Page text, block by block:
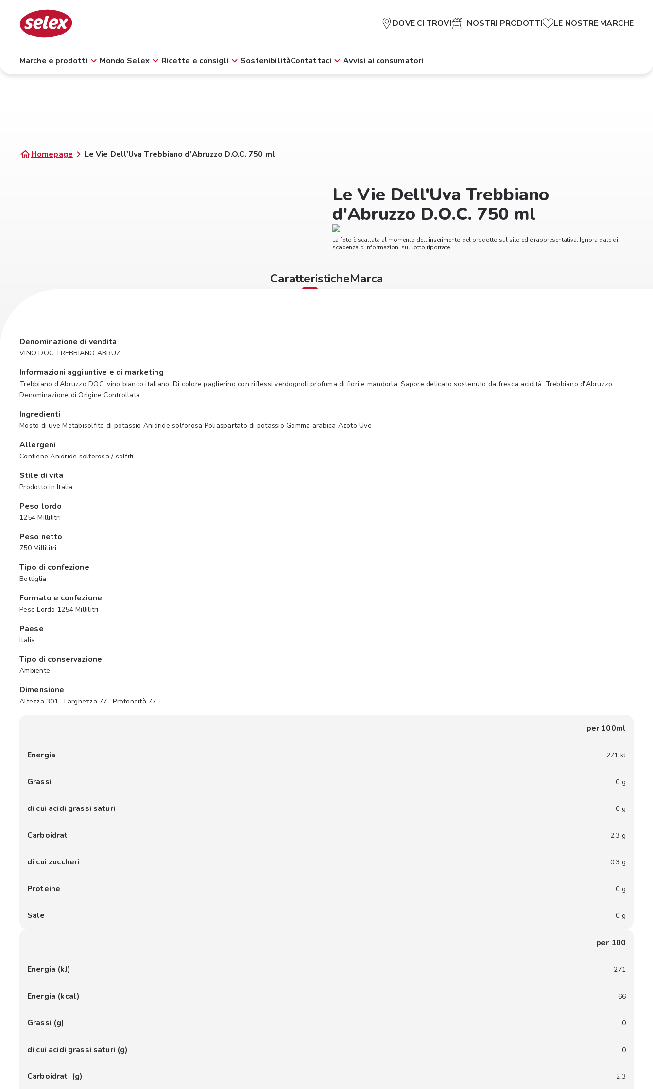
DOVE CI TROVI I NOSTRI PRODOTTI LE NOSTRE MARCHE
Marche e prodotti Mondo Selex Ricette e consigli SostenibilitàContattaci Avvisi ai consumatori
Homepage Le Vie Dell'Uva Trebbiano d'Abruzzo D.O.C. 750 ml
Le Vie Dell'Uva Trebbiano
d'Abruzzo D.O.C. 750 ml
La foto è scattata al momento dell'inserimento del prodotto sul sito ed è rappresentativa. Ignora date di
scadenza o informazioni sul lotto riportate.
CaratteristicheMarca
Denominazione di vendita
VINO DOC TREBBIANO ABRUZ
Informazioni aggiuntive e di marketing
Trebbiano d'Abruzzo DOC, vino bianco italiano. Di colore paglierino con riflessi verdognoli profuma di fiori e mandorla. Sapore delicato sostenuto da fresca acidità. Trebbiano d'Abruzzo
Denominazione di Origine Controllata
Ingredienti
Mosto di uve Metabisolfito di potassio Anidride solforosa Poliaspartato di potassio Gomma arabica Azoto Uve
Allergeni
Contiene Anidride solforosa / solfiti
Stile di vita
Prodotto in Italia
Peso lordo
1254 Millilitri
Peso netto
750 Millilitri
Tipo di confezione
Bottiglia
Formato e confezione
Peso Lordo 1254 Millilitri
Paese
Italia
Tipo di conservazione
Ambiente
Dimensione
Altezza 301 , Larghezza 77 , Profondità 77
per 100ml
Energia 271 kJ
Grassi 0 g
di cui acidi grassi saturi 0 g
Carboidrati 2,3 g
di cui zuccheri 0,3 g
Proteine 0 g
Sale 0 g
per 100
Energia (kJ) 271
Energia (kcal) 66
Grassi (g) 0
di cui acidi grassi saturi (g) 0
Carboidrati (g) 2,3